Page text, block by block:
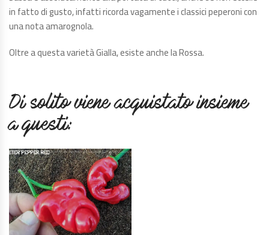
in fatto di gusto, infatti ricorda vagamente i classici peperoni con
una nota amarognola.
Oltre a questa varietà Gialla, esiste anche laRossa.
Di solito viene acquistato insieme
a questi: